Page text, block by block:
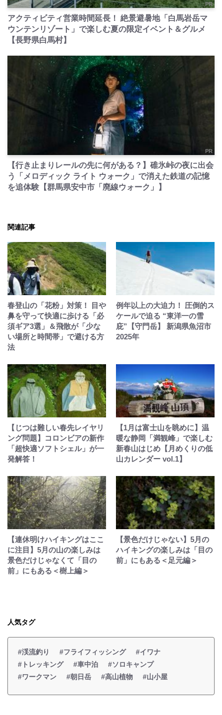
PR
アクティビティ営業時間延長！ 絶景避暑地「白馬岩岳マ
ウンテンリゾート」で楽しむ夏の限定イベント＆グルメ
【長野県白馬村】
PR
【行き止まりレールの先に何がある？】碓氷峠の夜に出会
う「メロディック ライト ウォーク」で消えた鉄道の記憶
を追体験【群馬県安中市「廃線ウォーク」】
関連記事
春登山の「花粉」対策！ 目や
鼻を守って快適に歩ける「必
須ギア3選」＆飛散が「少な
い場所と時間帯」で避ける方
法
例年以上の大迫力！ 圧倒的ス
ケールで迫る “東洋一の雪
庇”【守門岳】 新潟県魚沼市
2025年
【じつは難しい春先レイヤリ
ング問題】コロンビアの新作
「超快適ソフトシェル」が一
発解答！
【1月は富士山を眺めに】温
暖な静岡「満観峰」で楽しむ
新春山はじめ【月めくりの低
山カレンダー vol.1】
【連休明けハイキングはここ
に注目】5月の山の楽しみは
景色だけじゃなくて「目の
前」にもある＜樹上編＞
【景色だけじゃない】5月の
ハイキングの楽しみは「目の
前」にもある＜足元編＞
人気タグ
#渓流釣り #フライフィッシング
#イワナ
#トレッキング
#車中泊
#ソロキャンプ
#ワークマン
#朝日岳 #高山植物 #山小屋